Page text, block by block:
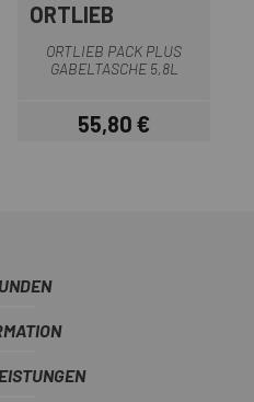
ORTLIEB
ORTLIEB PACK PLUS
GABELTASCHE 5,8L
Preis
55,80 €